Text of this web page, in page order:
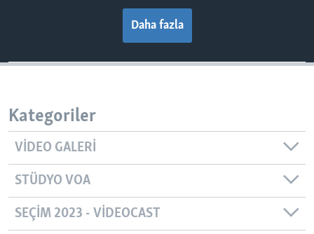
Daha fazla
Kategoriler
VIDEO GALERI
STÜDYO VOA
SEÇIM 2023 - VIDEOCAST